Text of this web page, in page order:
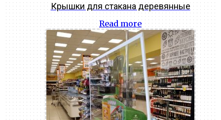
Крышки для стакана деревянные
Read more